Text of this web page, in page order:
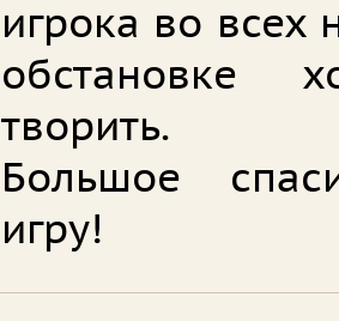
игрока во всех
обстановке
творить.
Большое
игру!